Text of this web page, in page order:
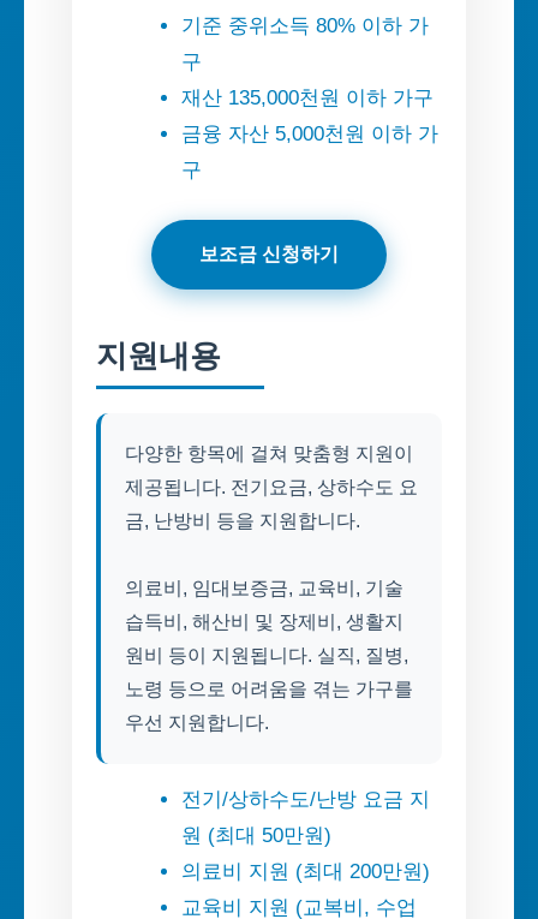
기준 중위소득 80% 이하 가
구
재산 135,000천원 이하 가구
금융 자산 5,000천원 이하 가
구
보조금 신청하기
지원내용
다양한 항목에 걸쳐 맞춤형 지원이
제공됩니다. 전기요금, 상하수도 요
금, 난방비 등을 지원합니다.
의료비, 임대보증금, 교육비, 기술
습득비, 해산비 및 장제비, 생활지
원비 등이 지원됩니다. 실직, 질병,
노령 등으로 어려움을 겪는 가구를
우선 지원합니다.
전기/상하수도/난방 요금 지
원 (최대 50만원)
의료비 지원 (최대 200만원)
교육비 지원 (교복비, 수업